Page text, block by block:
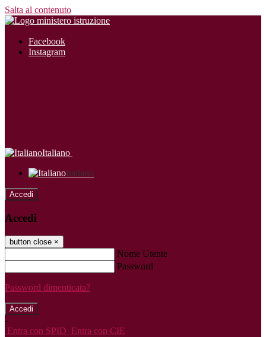
Salta al contenuto
Facebook
Instagram
Italiano
Italiano
Accedi
Accedi
button close ×
Nome Utente
Password
Password dimenticata?
-
Entra con SPID Entra con CIE